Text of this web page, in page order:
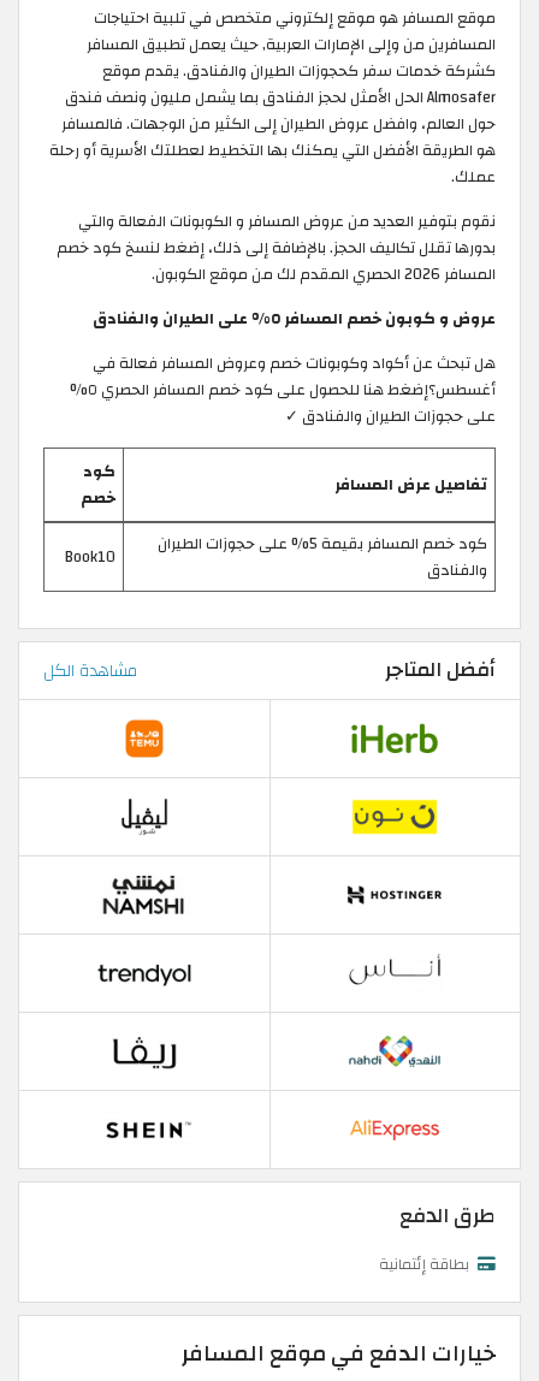
موقع المسافر هو موقع إلكتروني متخصص في تلبية احتياجات
المسافرين من وإلى الإمارات العربية, حيث يعمل تطبيق المسافر
كشركة خدمات سفر كحجوزات الطيران والفنادق. يقدم موقع
Almosafer الحل الأمثل لحجز الفنادق بما يشمل مليون ونصف فندق
حول العالم، وافضل عروض الطيران إلى الكثير من الوجهات. فالمسافر
هو الطريقة الأفضل التي يمكنك بها التخطيط لعطلتك الأسرية أو رحلة
عملك.
نقوم بتوفير العديد من عروض المسافر و الكوبونات الفعالة والتي
بدورها تقلل تكاليف الحجز. بالإضافة إلى ذلك، إضغط لنسخ كود خصم
المسافر 2026 الحصري المقدم لك من موقع الكوبون.
عروض و كوبون خصم المسافر ٥% على الطيران والفنادق
هل تبحث عن أكواد وكوبونات خصم وعروض المسافر فعالة في
أغسطس؟إضغط هنا للحصول على كود خصم المسافر الحصري ٥%
على حجوزات الطيران والفنادق ✓
تفاصيل عرض المسافر
كود
خصم
كود خصم المسافر بقيمة 5% على حجوزات الطيران
والفنادق
Book10
أفضل المتاجر مشاهدة الكل
طرق الدفع
بطاقة إئتمانية
خيارات الدفع في موقع المسافر